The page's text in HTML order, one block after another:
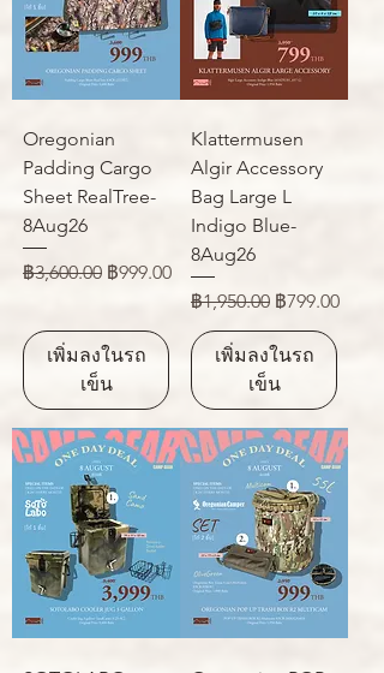
Oregonian
Padding Cargo
Sheet RealTree-
8Aug26
ราคาปกติ
฿3,600.00 ราคาขายลด
฿999.00
เพิ่มลงในรถ
เข็น
Klattermusen
Algir Accessory
Bag Large L
Indigo Blue-
8Aug26
ราคาปกติ
฿1,950.00 ราคาขายลด
฿799.00
เพิ่มลงในรถ
เข็น